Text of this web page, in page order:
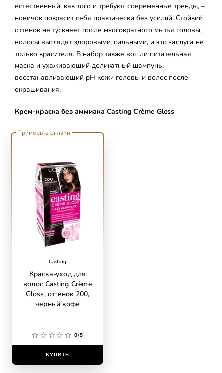
естественный, как того и требуют современные тренды, –
новичок покрасит себя практически без усилий. Стойкий
оттенок не тускнеет после многократного мытья головы,
волосы выглядят здоровыми, сильными, и это заслуга не
только красителя. В набор также вошли питательная
маска и ухаживающий деликатный шампунь,
восстанавливающий pH кожи головы и волос после
окрашивания.
Крем-краска без аммиака Casting Crème Gloss
skip slider
Примерьте онлайн
Casting
Краска-уход для
волос Casting Crème
Gloss, оттенок 200,
черный кофе
0/5
КУПИТЬ